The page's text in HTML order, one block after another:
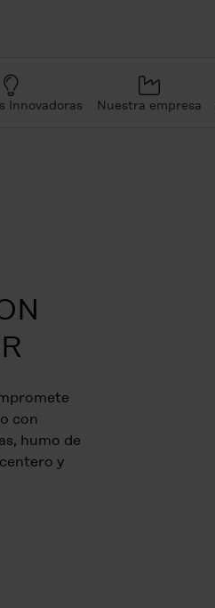
Innovadoras Nuestra empresa
con
humo de
y